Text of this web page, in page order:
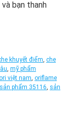
bạn thanh
khuyết điểm che
mỹ phẩm
việt nam oriflame
sản phẩm 35116 sản